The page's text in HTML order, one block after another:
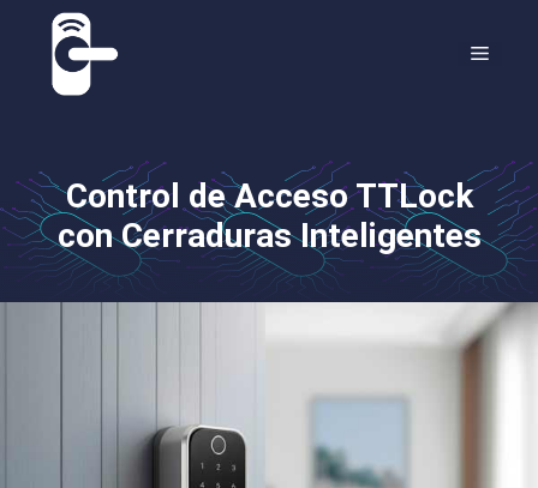
Saltar
contenido
Control de Acceso TTLock
con Cerraduras Inteligentes